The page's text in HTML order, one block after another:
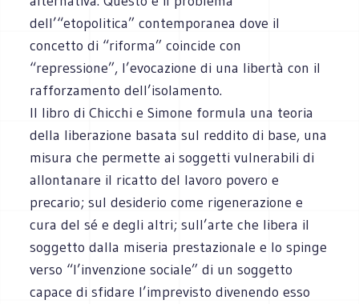
dell’“etopolitica” contemporanea dove il
concetto di “riforma” coincide con
“repressione”, l’evocazione di una libertà con il
rafforzamento dell’isolamento.
Il libro di Chicchi e Simone formula una teoria
della liberazione basata sul reddito di base, una
misura che permette ai soggetti vulnerabili di
allontanare il ricatto del lavoro povero e
precario; sul desiderio come rigenerazione e
cura del sé e degli altri; sull’arte che libera il
soggetto dalla miseria prestazionale e lo spinge
verso “l’invenzione sociale” di un soggetto
capace di sfidare l’imprevisto divenendo esso